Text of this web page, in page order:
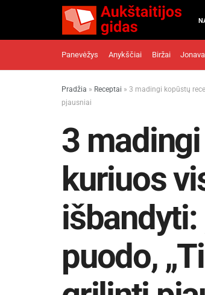
Panevėžys Anykščiai Biržai Jonava
Pradžia » Receptai » 3 madingi kopūstų
pjausniai
3
kuriuos
išbandyti:
puodo,